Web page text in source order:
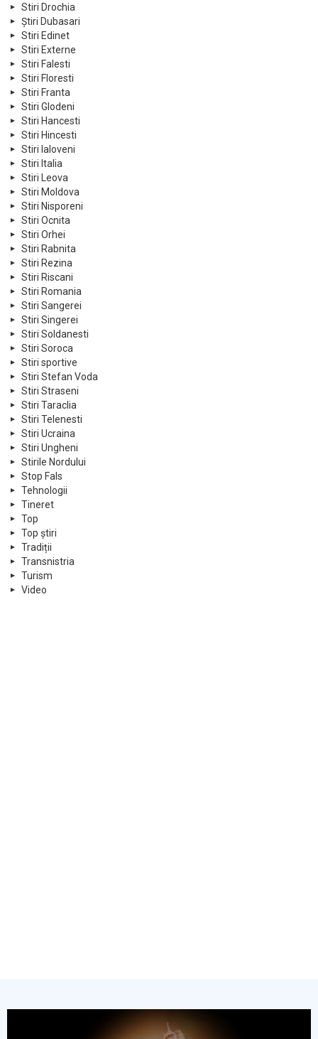
Stiri Drochia
Știri Dubasari
Stiri Edinet
Stiri Externe
Stiri Falesti
Stiri Floresti
Stiri Franta
Stiri Glodeni
Stiri Hancesti
Stiri Hincesti
Stiri Ialoveni
Stiri Italia
Stiri Leova
Stiri Moldova
Stiri Nisporeni
Stiri Ocnita
Stiri Orhei
Stiri Rabnita
Stiri Rezina
Stiri Riscani
Stiri Romania
Stiri Sangerei
Stiri Singerei
Stiri Soldanesti
Stiri Soroca
Stiri sportive
Stiri Stefan Voda
Stiri Straseni
Stiri Taraclia
Stiri Telenesti
Stiri Ucraina
Stiri Ungheni
Stirile Nordului
Stop Fals
Tehnologii
Tineret
Top
Top știri
Tradiții
Transnistria
Turism
Video